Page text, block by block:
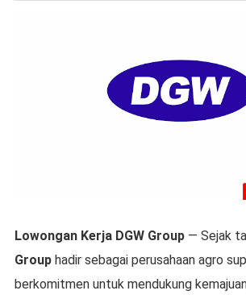
Lowongan Kerja DGW Group — Sejak
Grouphadir sebagai perusahaan agro
berkomitmen untuk mendukung